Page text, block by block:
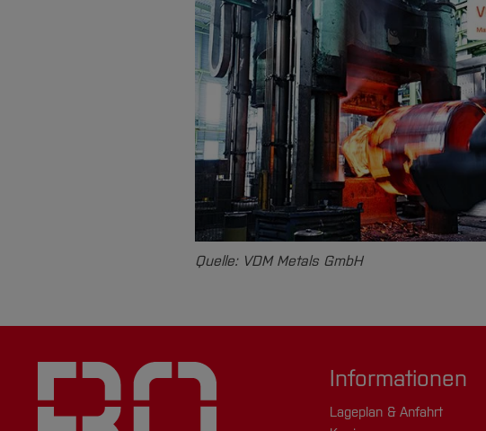
Quelle: VDM Metals GmbH
Informationen
Lageplan & Anfahrt